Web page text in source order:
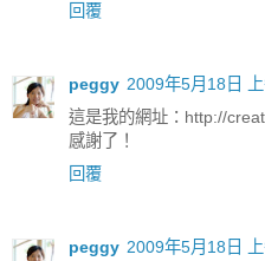
回覆
peggy 2009年5月18日
這是我的網址：http://
感謝了！
回覆
peggy 2009年5月18日